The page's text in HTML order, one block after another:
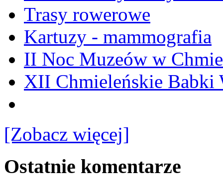
Trasy rowerowe
Kartuzy - mammografia
II Noc Muzeów w
XII Chmieleńskie Babki
[Zobacz więcej]
Ostatnie komentarze